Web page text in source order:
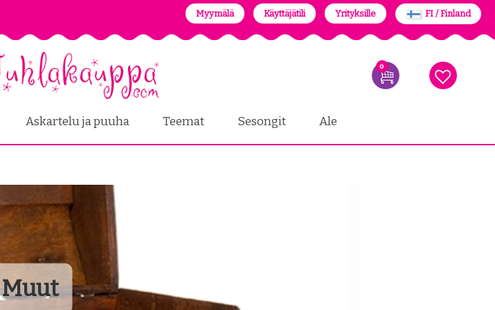
Myymälä Käyttäjätili Yrityksille FI / Finland
0
Askartelu ja puuha Teemat Sesongit Ale
Muut